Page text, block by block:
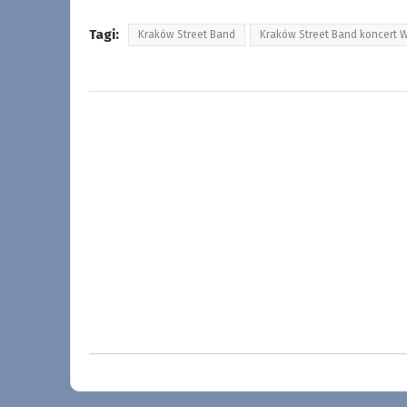
Tagi: Kraków Street Band Kraków Street Band koncert